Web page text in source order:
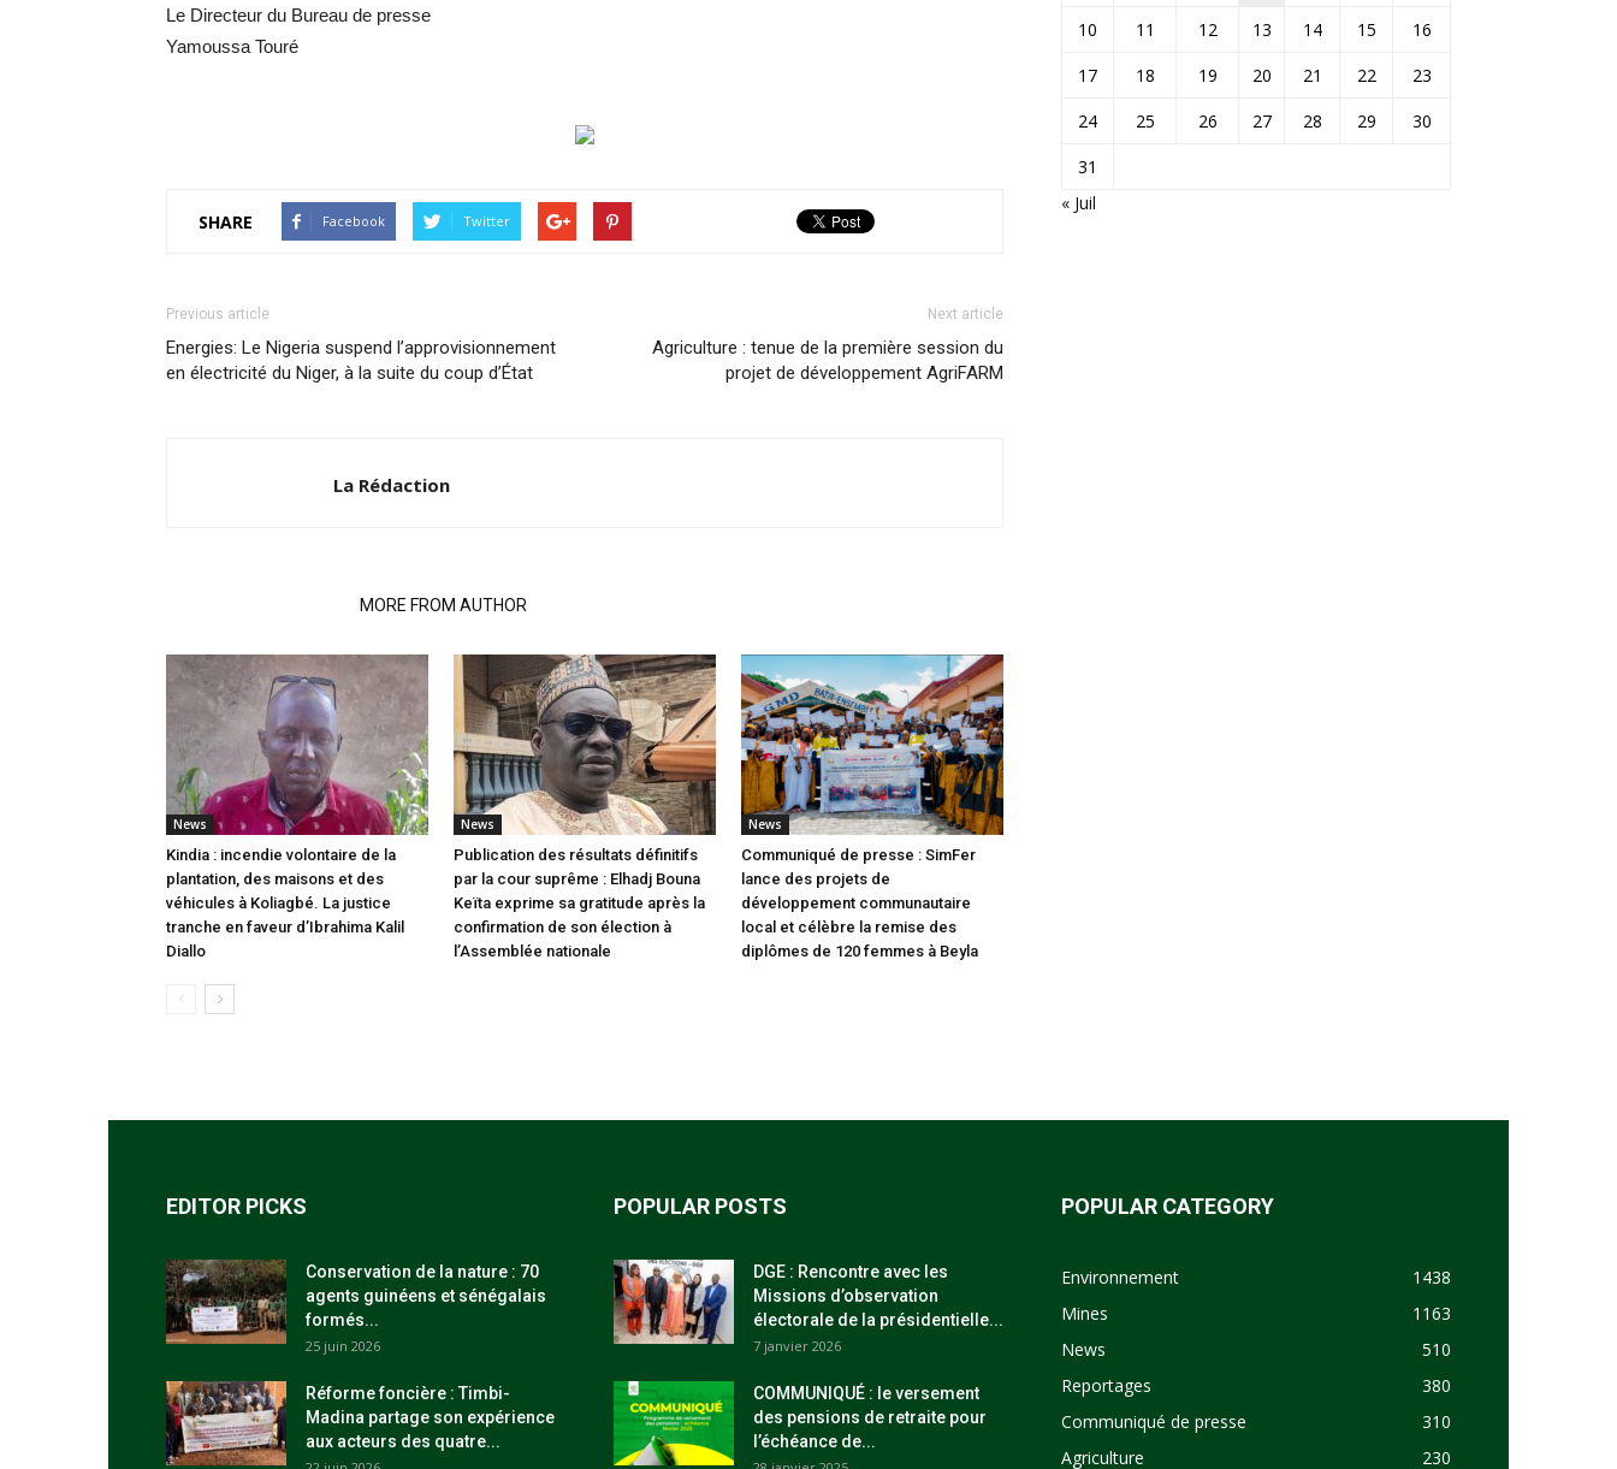
Le Directeur du Bureau de presse
Yamoussa Touré
SHARE Facebook Twitter
Previous article
Energies: Le Nigeria suspend l’approvisionnement
en électricité du Niger, à la suite du coup d’État
Next article
Agriculture : tenue de la première session du
projet de développement AgriFARM
La Rédaction
MORE FROM AUTHOR
News
Kindia : incendie volontaire de la
plantation, des maisons et des
véhicules à Koliagbé. La justice
tranche en faveur d’Ibrahima Kalil
Diallo
News
Publication des résultats définitifs
par la cour suprême : Elhadj Bouna
Keïta exprime sa gratitude après la
confirmation de son élection à
l’Assemblée nationale
News
Communiqué de presse : SimFer
lance des projets de
développement communautaire
local et célèbre la remise des
diplômes de 120 femmes à Beyla
10
11 12 13 14 15
16
17
18 19 20 21 22
23
24
25 26 27 28 29
30
31
« Juil
EDITOR PICKS
Conservation de la nature : 70
agents guinéens et sénégalais
formés...
25 juin 2026
Réforme foncière : Timbi-
Madina partage son expérience
aux acteurs des quatre...
POPULAR POSTS
DGE : Rencontre avec les
Missions d’observation
électorale de la présidentielle...
7 janvier 2026
COMMUNIQUÉ : le versement
des pensions de retraite pour
l’échéance de...
POPULAR CATEGORY
Environnement
1438
Mines
1163
News
510
Reportages
380
Communiqué de presse
310
Agriculture
230